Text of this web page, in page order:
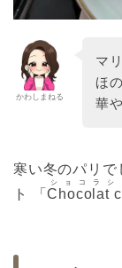
かわしまねる
マ
ほ
華
寒い冬のパリで
ト 「Chocolat
ショコラシ